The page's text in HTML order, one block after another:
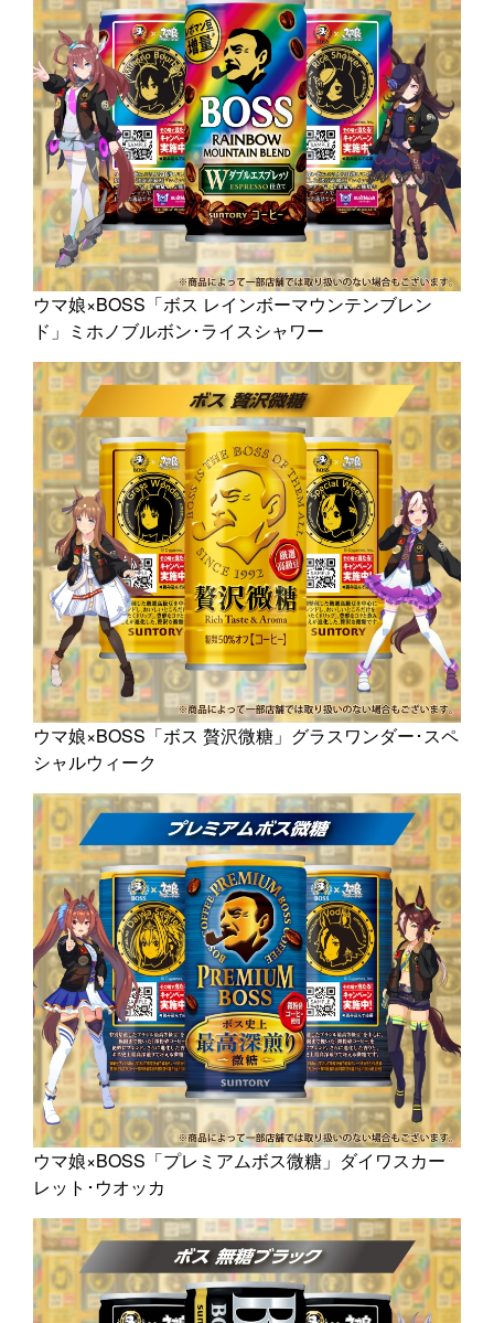
ウマ娘×BOSS「ボス レインボーマウンテンブレン
ド」ミホノブルボン･ライスシャワー
ウマ娘×BOSS「ボス 贅沢微糖」グラスワンダー･スペ
シャルウィーク
ウマ娘×BOSS「プレミアムボス微糖」ダイワスカー
レット･ウオッカ